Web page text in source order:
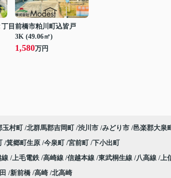
目 前橋市粕川町込皆戸
3K (49.06㎡)
1,580万円
村町 北群馬郡吉岡町 渋川市 みどり市 邑楽郡大泉
箕郷町生原 今泉町 宮前町 下小出町
線 上毛電鉄 高崎線 信越本線 東武桐生線 八高線 上
新前橋 高崎 北高崎